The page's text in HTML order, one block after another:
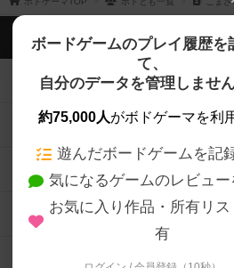
ボードゲームのプレイ履歴を
て、
自分のデータを管理しませ
約75,000人がボドゲーマを利
遊んだボードゲームを記
気になるゲームのレビュー
お気に入り作品・所有リ
有
ボドゲーマTOP
ボードゲームを検索する
ボードゲームの新着レビュー
ボードゲーム会情報
メカニクス特集
掲示板・トピックス